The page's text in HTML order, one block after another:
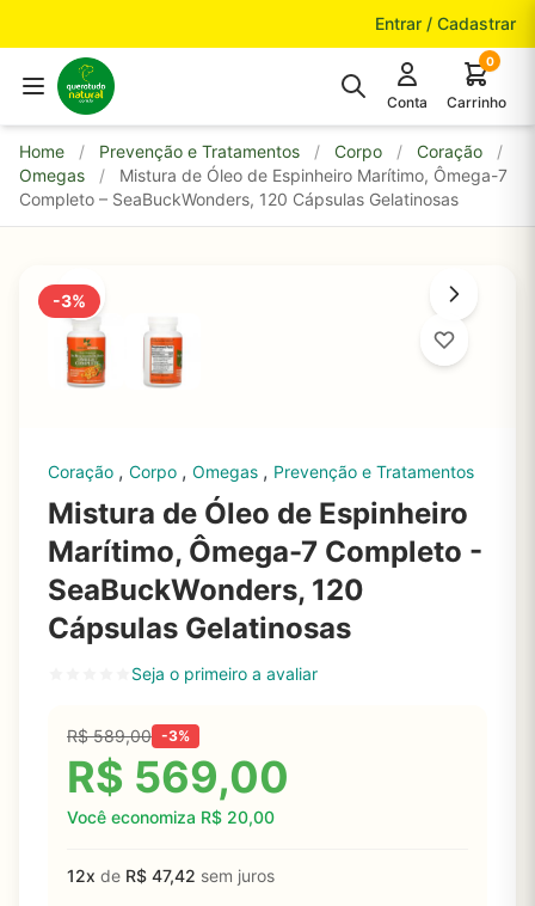
Entrar / Cadastrar
Conta
0
Carrinho
Home / Prevenção e Tratamentos / Corpo / Coração
/
Omegas
/
Mistura de Óleo de Espinheiro Marítimo, Ômega-7
Completo – SeaBuckWonders, 120 Cápsulas Gelatinosas
-3%
Coração , Corpo , Omegas , Prevenção e Tratamentos
Mistura de Óleo de Espinheiro
Marítimo, Ômega-7 Completo -
SeaBuckWonders, 120
Cápsulas Gelatinosas
Seja o primeiro a avaliar
R$589,00 -3%
R$ 569,00
Você economiza R$ 20,00
12x de R$ 47,42 sem juros